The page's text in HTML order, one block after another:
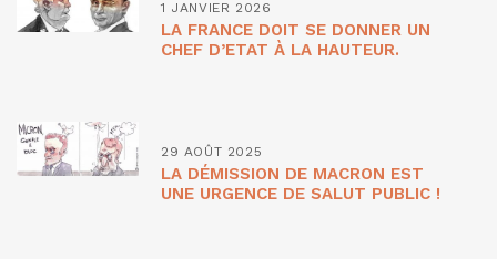
1 JANVIER 2026
LA FRANCE DOIT SE DONNER UN
CHEF D’ETAT À LA HAUTEUR.
29 AOÛT 2025
LA DÉMISSION DE MACRON EST
UNE URGENCE DE SALUT PUBLIC !